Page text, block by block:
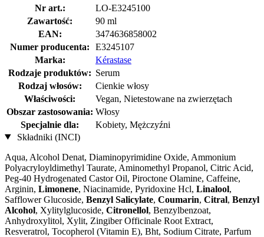
Nr art.:
LO-E3245100
Zawartość:
90 ml
EAN:
3474636858002
Numer producenta:
E3245107
Marka:
Kérastase
Rodzaje produktów: Serum
Rodzaj włosów:
Cienkie włosy
Właściwości:
Vegan, Nietestowane na zwierzętach
Obszar zastosowania: Włosy
Specjalnie dla:
Kobiety, Mężczyźni
Składniki (INCI)
Aqua, Alcohol Denat, Diaminopyrimidine Oxide, Ammonium
Polyacryloyldimethyl Taurate, Aminomethyl Propanol, Citric Acid,
Peg-40 Hydrogenated Castor Oil, Piroctone Olamine, Caffeine,
Arginin, Limonene, Niacinamide, Pyridoxine Hcl, Linalool,
Safflower Glucoside, Benzyl Salicylate, Coumarin, Citral, Benzyl
Alcohol, Xylitylglucoside, Citronellol, Benzylbenzoat,
Anhydroxylitol, Xylit, Zingiber Officinale Root Extract,
Resveratrol, Tocopherol (Vitamin E), Bht, Sodium Citrate, Parfum